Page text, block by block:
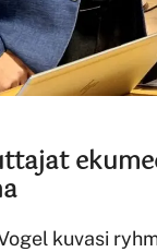
kuvasi